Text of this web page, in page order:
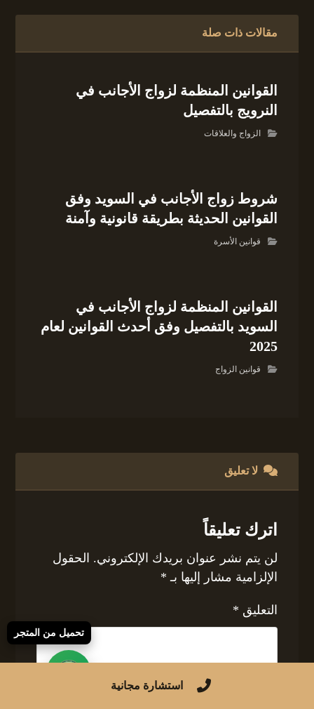
مقالات ذات صلة
القوانين المنظمة لزواج الأجانب في
النرويج بالتفصيل
الزواج والعلاقات
شروط زواج الأجانب في السويد وفق
القوانين الحديثة بطريقة قانونية وآمنة
قوانين الأسرة
القوانين المنظمة لزواج الأجانب في
السويد بالتفصيل وفق أحدث القوانين لعام
2025
قوانين الزواج
لا تعليق
اترك تعليقاً
لن يتم نشر عنوان بريدك الإلكتروني. الحقول
الإلزامية مشار إليها بـ *
التعليق *
استشارة مجانية
تحميل من المتجر